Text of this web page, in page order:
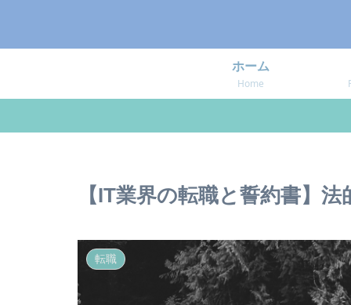
ホーム
Home
【IT業界の転職と誓約書】
転職